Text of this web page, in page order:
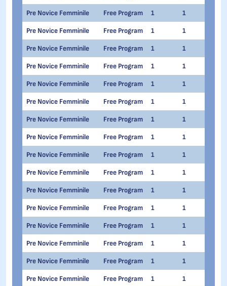
Pre Novice Femminile Free Program 1 1
Pre Novice Femminile Free Program 1 1
Pre Novice Femminile Free Program 1 1
Pre Novice Femminile Free Program 1 1
Pre Novice Femminile Free Program 1 1
Pre Novice Femminile Free Program 1 1
Pre Novice Femminile Free Program 1 1
Pre Novice Femminile Free Program 1 1
Pre Novice Femminile Free Program 1 1
Pre Novice Femminile Free Program 1 1
Pre Novice Femminile Free Program 1 1
Pre Novice Femminile Free Program 1 1
Pre Novice Femminile Free Program 1 1
Pre Novice Femminile Free Program 1 1
Pre Novice Femminile Free Program 1 1
Pre Novice Femminile Free Program 1 1